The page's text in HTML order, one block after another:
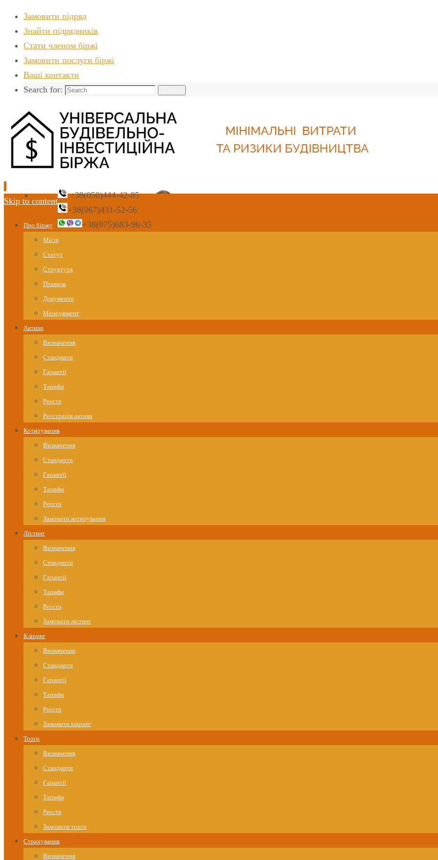
Замовити підряд
Знайти пiдрядникiв
Стати членом біржі
Замовити послуги біржі
Ваші контакти
Search for:
+38(050)444-42-85
+38(067)431-52-56
+38(075)683-96-35
Skip to content
Про біржу
Місія
Статут
Структура
Правила
Документи
Менеджмент
Активи
Визначення
Стандарти
Гарантії
Тарифи
Реєстр
Реєстрація актива
Котирування
Визначення
Стандарти
Гарантії
Тарифи
Реєстр
Замовити котирування
Лістинг
Визначення
Стандарти
Гарантії
Тарифи
Реєстр
Замовити лістинг
Кліринг
Визначення
Стандарти
Гарантії
Тарифи
Реєстр
Замовити кліринг
Торги
Визначення
Стандарти
Гарантії
Тарифи
Реєстр
Замовити торги
Страхування
Визначення